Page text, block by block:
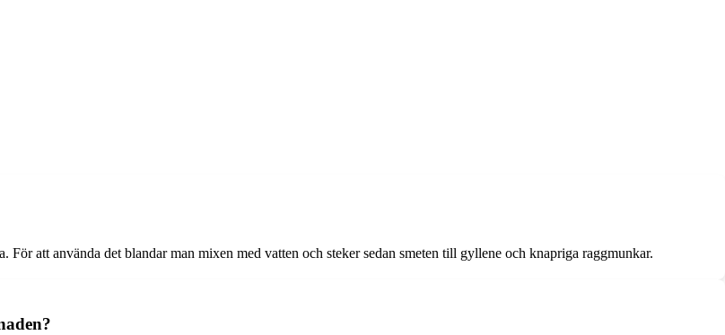
att använda det blandar man mixen med vatten och steker sedan smeten till gyllene och knapriga raggmunkar.